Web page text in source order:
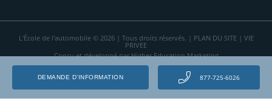
DEMANDE D’INFORMATION 877-725-6026
L'École de l'automobile © 2026 | Tous droits réservés. | PLAN DU SITE| VIE
PRIVEE
Conçu et développé par Higher Education Marketing